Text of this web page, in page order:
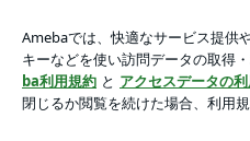
アプリをダウンロードして ブロ
ょう。